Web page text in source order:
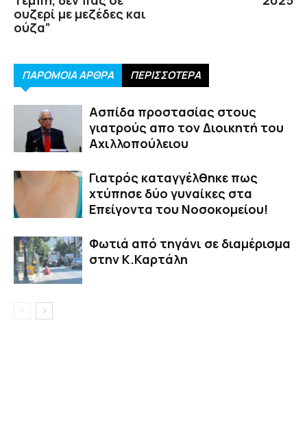
ουζερί με μεζέδες και
ούζα”
ΠΑΡΟΜΟΙΑ ΑΡΘΡΑ ΠΕΡΙΣΣΟΤΕΡΑ
Ασπίδα προστασίας στους
γιατρούς απο τον Διοικητή του
Αχιλλοπούλειου
Γιατρός καταγγέλθηκε πως
χτύπησε δύο γυναίκες στα
Επείγοντα του Νοσοκομείου!
Φωτιά από τηγάνι σε διαμέρισμα
στην Κ.Καρτάλη